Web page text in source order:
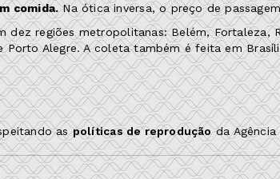
comida.Na ótica inversa, o preço de
dez regiões metropolitanas: Belém, Fortaleza,
Porto Alegre. A coleta também é feita em
aspolíticas de reproduçãoda Agência